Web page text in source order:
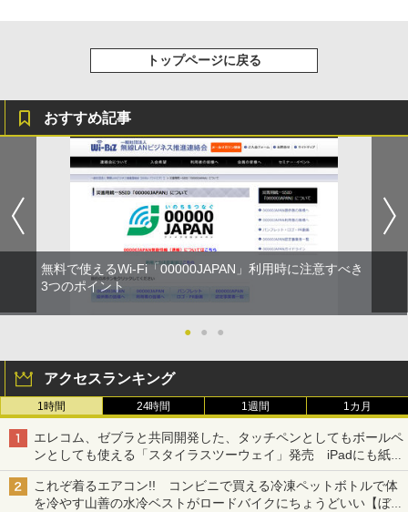
トップページに戻る
おすすめ記事
無料で使えるWi-Fi「00000JAPAN」利用時に注意すべき
3つのポイント
● ● ●
アクセスランキング
1時間 24時間 1週間 1カ月
エレコム、ゼブラと共同開発した、タッチペンとしてもボールペ
ンとしても使える「スタイラスツーウェイ」発売 iPadにも紙に
も、持ち替えずに書き込める
これぞ着るエアコン!! コンビニで買える冷凍ペットボトルで体
を冷やす山善の水冷ベストがロードバイクにちょうどいい【ぼっ